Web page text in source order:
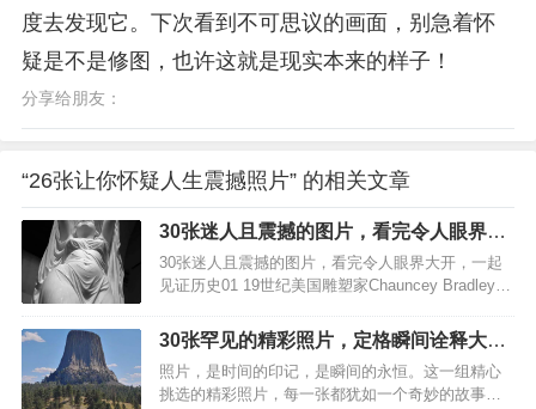
度去发现它。下次看到不可思议的画面，别急着怀
疑是不是修图，也许这就是现实本来的样子！
分享给朋友：
“26张让你怀疑人生震撼照片” 的相关文章
30张迷人且震撼的图片，看完令人眼界大
开，一起见证历史
30张迷人且震撼的图片，看完令人眼界大开，一起
见证历史01 19世纪美国雕塑家Chauncey Bradley
灵“温蒂妮”出水的场景，一层轻纱像水一样覆盖在她
的身上，将女性身体的曼妙和曲线展现得淋漓尽致
02 1928年，雅克·比德勒正在给模特拍摄照片，那个
时候的相机，调整角度不用看镜头的吗？03 罗西·多
30张罕见的精彩照片，定格瞬间诠释大千
世界
照片，是时间的印记，是瞬间的永恒。这一组精心
挑选的精彩照片，每一张都犹如一个奇妙的故事，